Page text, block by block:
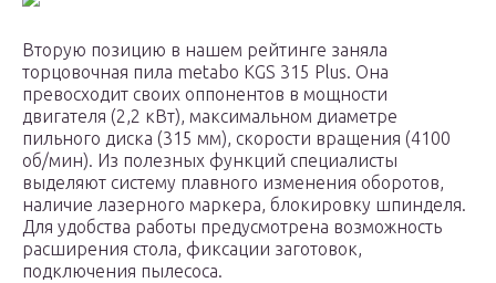
Вторую позицию в нашем рейтинге заняла
торцовочная пила metabo KGS 315 Plus. Она
превосходит своих оппонентов в мощности
двигателя (2,2 кВт), максимальном диаметре
пильного диска (315 мм), скорости вращения (4100
об/мин). Из полезных функций специалисты
выделяют систему плавного изменения оборотов,
наличие лазерного маркера, блокировку шпинделя.
Для удобства работы предусмотрена возможность
расширения стола, фиксации заготовок,
подключения пылесоса.